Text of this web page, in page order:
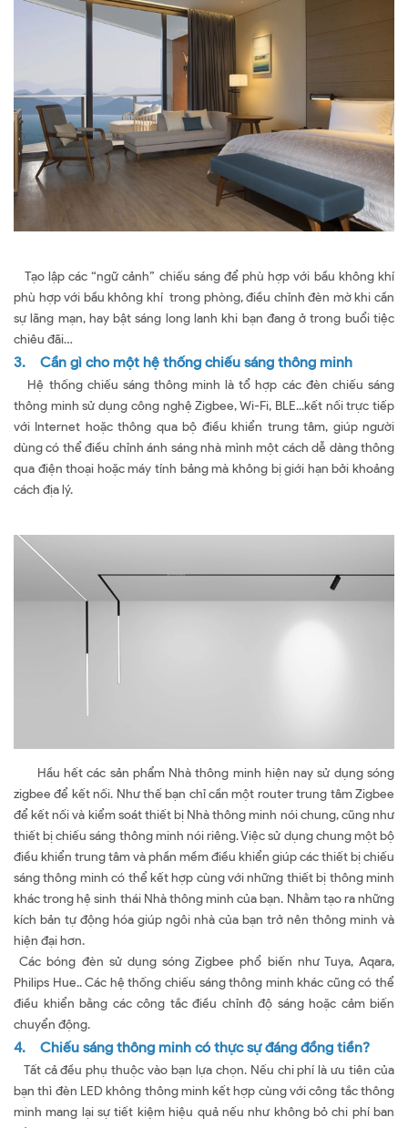
Tạo lập các “ngữ cảnh” chiếu sáng để phù hợp với bầu không khí
phù hợp với bầu không khí trong phòng, điều chỉnh đèn mờ khi cần
sự lãng mạn, hay bật sáng long lanh khi bạn đang ở trong buổi tiệc
chiêu đãi…
3. Cần gì cho một hệ thống chiếu sáng thông minh
Hệ thống chiếu sáng thông minh là tổ hợp các đèn chiếu sáng
thông minh sử dụng công nghệ Zigbee, Wi-Fi, BLE...kết nối trực tiếp
với Internet hoặc thông qua bộ điều khiển trung tâm, giúp người
dùng có thể điều chỉnh ánh sáng nhà mình một cách dễ dàng thông
qua điện thoại hoặc máy tính bảng mà không bị giới hạn bởi khoảng
cách địa lý.
Hầu hết các sản phẩm Nhà thông minh hiện nay sử dụng sóng
zigbee để kết nối. Như thế bạn chỉ cần một router trung tâm Zigbee
để kết nối và kiểm soát thiết bị Nhà thông minh nói chung, cũng như
thiết bị chiếu sáng thông minh nói riêng. Việc sử dụng chung một bộ
điều khiển trung tâm và phần mềm điều khiển giúp các thiết bị chiếu
sáng thông minh có thể kết hợp cùng với những thiết bị thông minh
khác trong hệ sinh thái Nhà thông minh của bạn. Nhằm tạo ra những
kích bản tự động hóa giúp ngôi nhà của bạn trở nên thông minh và
hiện đại hơn.
Các bóng đèn sử dụng sóng Zigbee phổ biến như Tuya, Aqara,
Philips Hue.. Các hệ thống chiếu sáng thông minh khác cũng có thể
điều khiển bằng các công tắc điều chỉnh độ sáng hoặc cảm biến
chuyển động.
4. Chiếu sáng thông minh có thực sự đáng đồng tiền?
Tất cả đều phụ thuộc vào bạn lựa chọn. Nếu chi phí là ưu tiên của
bạn thì đèn LED không thông minh kết hợp cùng với công tắc thông
minh mang lại sự tiết kiệm hiệu quả nếu như không bỏ chi phí ban